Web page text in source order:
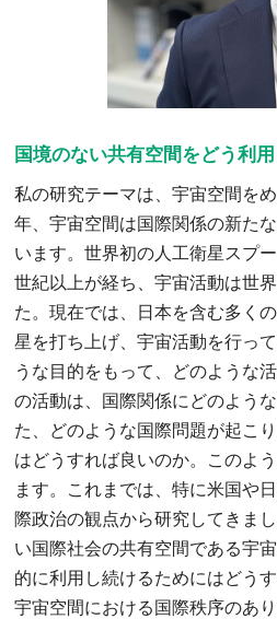
国境のない共有空間をどう利
私の研究テーマは、宇宙空間を
年、宇宙空間は国際関係の新た
います。世界初の人工衛星スプ
世紀以上が経ち、宇宙活動は世
た。現在では、日本を含む多く
星を打ち上げ、宇宙活動を行っ
うな目的をもって、どのような
の活動は、国際関係にどのよう
た、どのような国際問題が起こ
はどうすれば良いのか。このよ
ます。これまでは、特に米国や
際政治の観点から研究してきま
い国際社会の共有空間である宇
的に利用し続けるためにはどう
宇宙空間における国際秩序のあ